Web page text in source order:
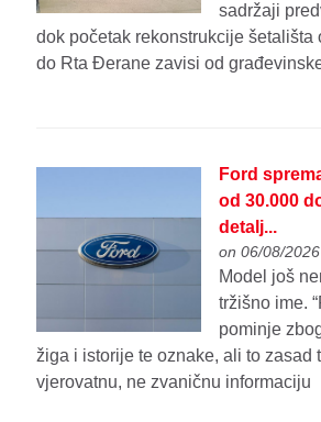
sadržaji
dok početak rekonstrukcije šetališta
do Rta Đerane zavisi od
Ford
od 30.000
detalj...
on 06/08/
Model još
tržišno ime.
pominje
žiga i istorije te oznake, ali to zasad
vjerovatnu, ne zvaničnu informaciju